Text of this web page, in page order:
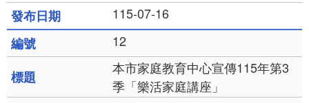
115-07-16
12
本市家庭教育中心宣傳115年第3
季「樂活家庭講座」